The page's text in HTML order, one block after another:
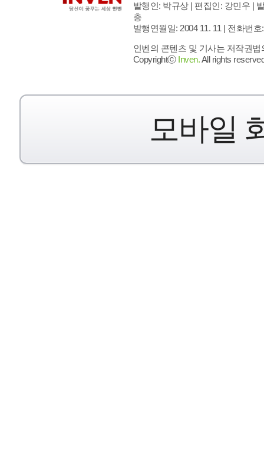
발행인: 박규상 | 편집인: 강민우 |
층
발행연월일: 2004 11. 11 | 전화번호
인벤의 콘텐츠 및 기사는 저작권
Copyrightⓒ Inven.All rights
모바일